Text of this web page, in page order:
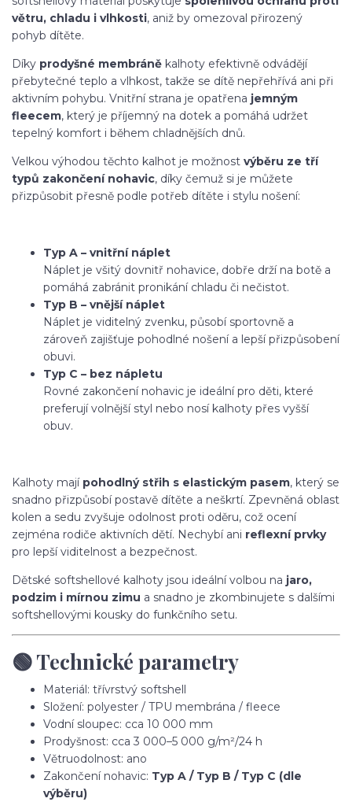
větru, chladu i vlhkosti, aniž by omezoval přirozený
pohyb dítěte.
Díky prodyšné membráně kalhoty efektivně odvádějí
přebytečné teplo a vlhkost, takže se dítě nepřehřívá ani při
aktivním pohybu. Vnitřní strana je opatřena jemným
fleecem, který je příjemný na dotek a pomáhá udržet
tepelný komfort i během chladnějších dnů.
Velkou výhodou těchto kalhot je možnost výběru ze tří
typů zakončení nohavic, díky čemuž si je můžete
přizpůsobit přesně podle potřeb dítěte i stylu nošení:
Typ A – vnitřní náplet
Náplet je všitý dovnitř nohavice, dobře drží na botě a
pomáhá zabránit pronikání chladu či nečistot.
Typ B – vnější náplet
Náplet je viditelný zvenku, působí sportovně a
zároveň zajišťuje pohodlné nošení a lepší přizpůsobení
obuvi.
Typ C – bez nápletu
Rovné zakončení nohavic je ideální pro děti, které
preferují volnější styl nebo nosí kalhoty přes vyšší
obuv.
Kalhoty mají pohodlný střih s elastickým pasem, který se
snadno přizpůsobí postavě dítěte a neškrtí. Zpevněná oblast
kolen a sedu zvyšuje odolnost proti oděru, což ocení
zejména rodiče aktivních dětí. Nechybí ani reflexní prvky
pro lepší viditelnost a bezpečnost.
Dětské softshellové kalhoty jsou ideální volbou na jaro,
podzim i mírnou zimu a snadno je zkombinujete s dalšími
softshellovými kousky do funkčního setu.
🟢 Technické parametry
Materiál: třívrstvý softshell
Složení: polyester / TPU membrána / fleece
Vodní sloupec: cca 10 000 mm
Prodyšnost: cca 3 000–5 000 g/m²/24 h
Větruodolnost: ano
Zakončení nohavic: Typ A / Typ B / Typ C (dle
výběru)